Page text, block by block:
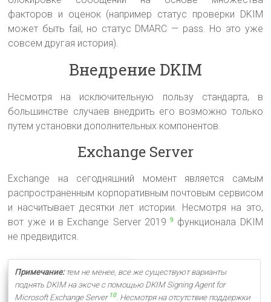
факторов и оценок (например статус проверки DKIM
может быть fail, но статус DMARC — pass. Но это уже
совсем другая история).
Внедрение DKIM
Несмотря на исключительную пользу стандарта, в
большинстве случаев внедрить его возможно только
путем установки дополнительных компонентов.
Exchange Server
Exchange на сегодняшний момент является самым
распространенным корпоративным почтовым сервисом
и насчитывает десятки лет истории. Несмотря на это,
вот уже и в Exchange Server 2019
9
функционала DKIM
не предвидится.
Примечание:тем не менее, все же существуют варианты
поднять DKIM на эксче с помощью DKIM Signing Agent for
Microsoft Exchange Server 10. Несмотря на отсутствие поддержки